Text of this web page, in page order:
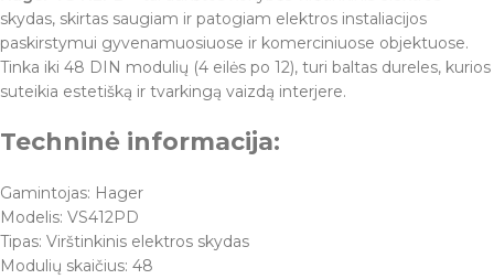
skydas, skirtas saugiam ir patogiam elektros instaliacijos
paskirstymui gyvenamuosiuose ir komerciniuose objektuose.
Tinka iki 48 DIN modulių (4 eilės po 12), turi baltas dureles, kurios
suteikia estetišką ir tvarkingą vaizdą interjere.
Techninė informacija:
Gamintojas: Hager
Modelis: VS412PD
Tipas: Virštinkinis elektros skydas
Modulių skaičius: 48